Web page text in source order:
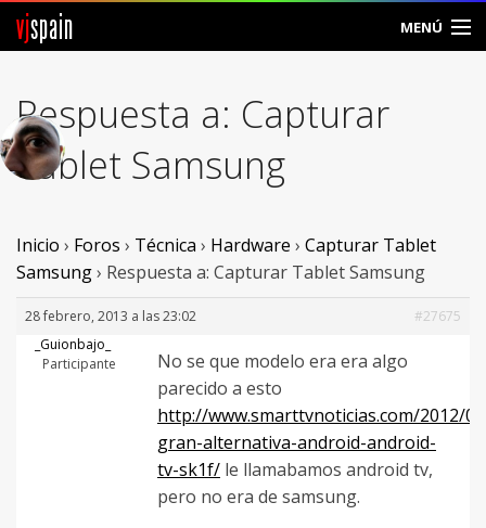
vjspain MENÚ
Foros
Noticias
Vjspain
Ayuda
Contacto
Respuesta a: Capturar
Tablet Samsung
Inicio › Foros › Técnica › Hardware › Capturar Tablet
Samsung› Respuesta a: Capturar Tablet Samsung
28 febrero, 2013 a las 23:02
#27675
_Guionbajo_
Participante
No se que modelo era era algo
parecido a esto
http://www.smarttvnoticias.com/2012/
gran-alternativa-android-android-
tv-sk1f/ le llamabamos android tv,
pero no era de samsung.